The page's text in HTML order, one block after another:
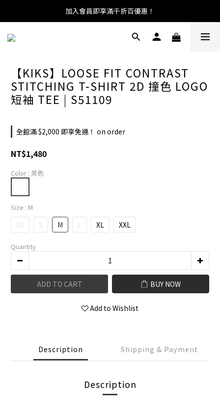
加入會員即享滿千折百優惠！
【KIKS】LOOSE FIT CONTRAST
STITCHING T-SHIRT 2D 撞色 LOGO
短袖 TEE | S51109
全館滿 $2,000 即享免運！ on order
NT$1,480
Color : 黑色
Size : M
XS S M L XL XXL
Quantity
ADD TO CART BUY NOW
Add to Wishlist
Description Shipping & Payment
Description